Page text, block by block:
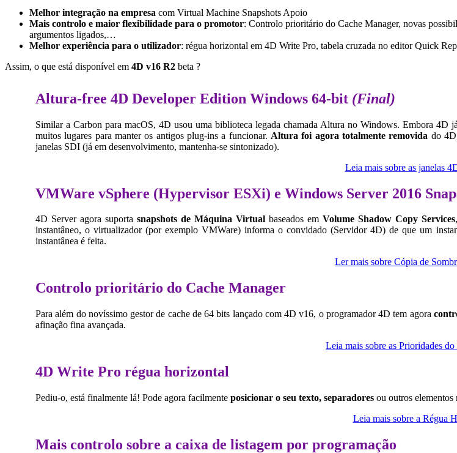
Melhor integração na empresa com Virtual Machine Snapshots Apoio
Mais controlo e maior flexibilidade para o promotor: Controlo prioritário do Cache Manager, novas
argumentos ligados,…
Melhor experiência para o utilizador: régua horizontal em 4D Write Pro, tabela cruzada no editor Quick
Assim, o que está disponível em 4D v16 R2 beta ?
Altura-free 4D Developer Edition Windows 64-bit (Final)
Similar a Carbon para macOS, 4D usou uma biblioteca legada chamada Altura no Windows. Embora 4D
muitos lugares para manter os antigos plug-ins a funcionar. Altura foi agora totalmente removida do
janelas SDI (já em desenvolvimento, mantenha-se sintonizado).
Leia mais sobre as janelas
VMWare vSphere (Hypervisor ESXi) e Windows Server 2016
4D Serveragora suporta snapshots de Máquina Virtualbaseados emVolume Shadow Copy Services
instantâneo, o virtualizador (por exemploVMWare) informa o convidado (Servidor 4D) de que um
instantânea é feita.
Ler mais sobre Cópia de
Controlo prioritário do Cache Manager
Para além do novíssimo gestor de cache de 64 bits lançado com4D v16, o programador 4D tem agora
afinação fina avançada.
Leia mais sobre as Prioridades
4D Write Pro régua horizontal
Pediu-o, está finalmente lá! Pode agora facilmente posicionar o seu texto, separadores ou outros elementos
Leia mais sobre a Régua
Mais controlo sobre a caixa de listagem por programação